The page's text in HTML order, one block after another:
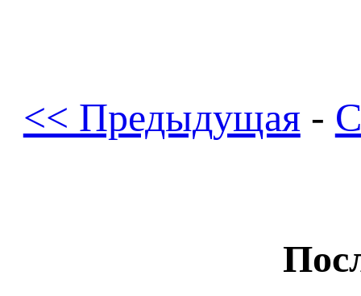
<< Предыдущая-